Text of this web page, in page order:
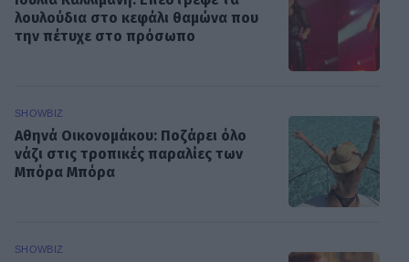
λουλούδια στο κεφάλι θαμώνα που
την πέτυχε στο πρόσωπο
SHOWBIZ
Αθηνά Οικονομάκου: Ποζάρει όλο
νάζι στις τροπικές παραλίες των
Μπόρα Μπόρα
SHOWBIZ